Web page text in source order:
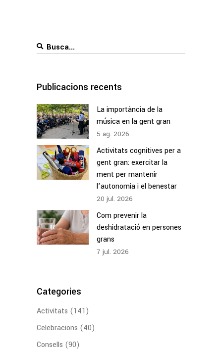
Search
Publicacions recents
La importància de la
música en la gent gran
5 ag. 2026
Activitats cognitives per a
gent gran: exercitar la
ment per mantenir
l’autonomia i el benestar
20 jul. 2026
Com prevenir la
deshidratació en persones
grans
7 jul. 2026
Categories
Activitats (141)
Celebracions (40)
Consells (90)